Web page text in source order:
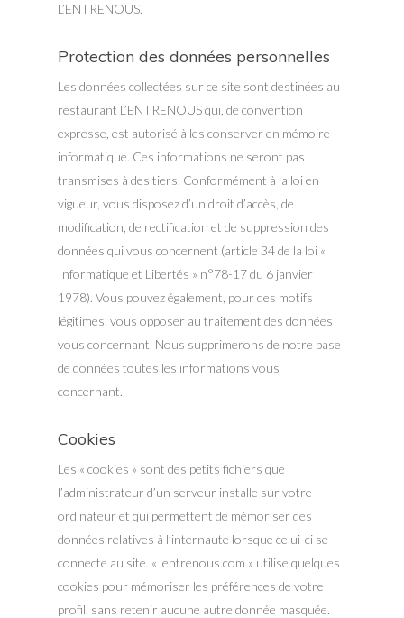
L’ENTRENOUS.
Protection des données personnelles
Les données collectées sur ce site sont destinées au
restaurant L’ENTRENOUS qui, de convention
expresse, est autorisé à les conserver en mémoire
informatique. Ces informations ne seront pas
transmises à des tiers. Conformément à la loi en
vigueur, vous disposez d’un droit d’accès, de
modification, de rectification et de suppression des
données qui vous concernent (article 34 de la loi «
Informatique et Libertés » n°78-17 du 6 janvier
1978). Vous pouvez également, pour des motifs
légitimes, vous opposer au traitement des données
vous concernant. Nous supprimerons de notre base
de données toutes les informations vous
concernant.
Cookies
Les « cookies » sont des petits fichiers que
l’administrateur d’un serveur installe sur votre
ordinateur et qui permettent de mémoriser des
données relatives à l’internaute lorsque celui-ci se
connecte au site. « lentrenous.com » utilise quelques
cookies pour mémoriser les préférences de votre
profil, sans retenir aucune autre donnée masquée.